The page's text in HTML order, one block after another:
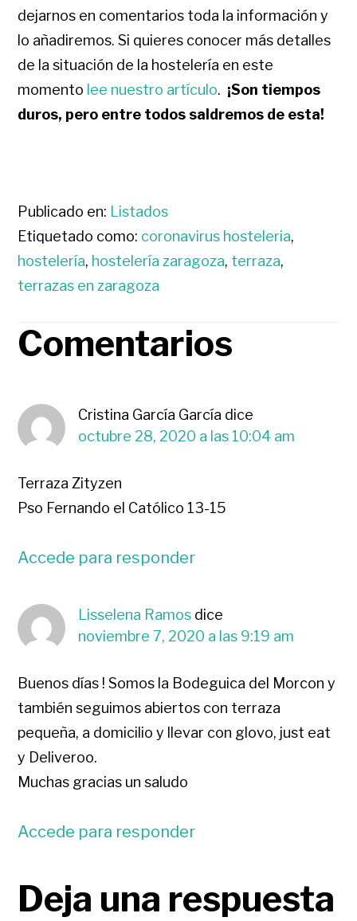
dejarnos en comentarios toda la información y
lo añadiremos. Si quieres conocer más detalles
de la situación de la hostelería en este
momento lee nuestro artículo. ¡Son tiempos
duros, pero entre todos saldremos de esta!
Publicado en: Listados
Etiquetado como: coronavirus hosteleria,
hostelería, hostelería zaragoza, terraza,
terrazas en zaragoza
INTERACCIONES
CON
LOS
LECTORES
Comentarios
Cristina García García dice
octubre 28, 2020 a las 10:04 am
Terraza Zityzen
Pso Fernando el Católico 13-15
Accede para responder
Lisselena Ramos dice
noviembre 7, 2020 a las 9:19 am
Buenos días ! Somos la Bodeguica del Morcon y
también seguimos abiertos con terraza
pequeña, a domicilio y llevar con glovo, just eat
y Deliveroo.
Muchas gracias un saludo
Accede para responder
Deja una respuesta